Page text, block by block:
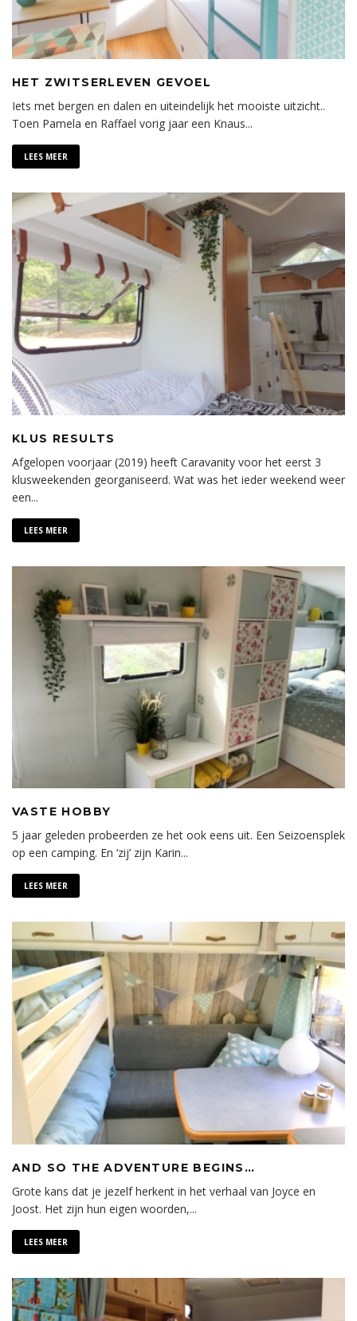
HET ZWITSERLEVEN GEVOEL
Iets met bergen en dalen en uiteindelijk het mooiste uitzicht..
Toen Pamela en Raffael vorig jaar een Knaus...
LEES MEER
KLUS RESULTS
Afgelopen voorjaar (2019) heeft Caravanity voor het eerst 3
klusweekenden georganiseerd. Wat was het ieder weekend weer
een...
LEES MEER
VASTE HOBBY
5 jaar geleden probeerden ze het ook eens uit. Een Seizoensplek
op een camping. En ‘zij’ zijn Karin...
LEES MEER
AND SO THE ADVENTURE BEGINS…
Grote kans dat je jezelf herkent in het verhaal van Joyce en
Joost. Het zijn hun eigen woorden,...
LEES MEER